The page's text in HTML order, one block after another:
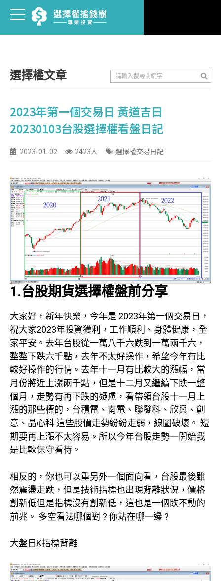
選擇權文章
2023年第一個交易日 黃道吉日
20230103台股選擇權看盤日記
2023-01-02 2423人 選擇權交易日記
1.台股期貨選擇權盤前分享
大家好，新年快樂，今年是 2023年第一個交易日，
祝大家2023年投資獲利，工作順利、身體健康，全
家平安。去年台股從一萬八千六跌到一萬兩千六，
整整下跌六千點，去年不太好操作，希望今年有比
較好操作的行情。去年十一月有比較大的漲幅，當
月份將近上漲兩千點，但是十二月又繼續下跌一整
個月，走勢有再下跌的疑慮，看帶領台股十一月上
漲的那些標的，台積電、南電、聯發科、欣興、創
意、晶心科 這些股價走勢紛紛走弱，線圖破壞。 短
期要再上漲不太容易。所以今年台股走勢一開始我
是比較保守看待。
相反的，你也可以重另外一個面向看，台股最後雖
然震盪走跌，但是技術指標也出現背離狀況，價格
創新低但是指標沒有創新低，這也是一個跌不動的
前兆。 多空看法哪個對 ? 你站在哪一邊 ?
大盤日K指標背離